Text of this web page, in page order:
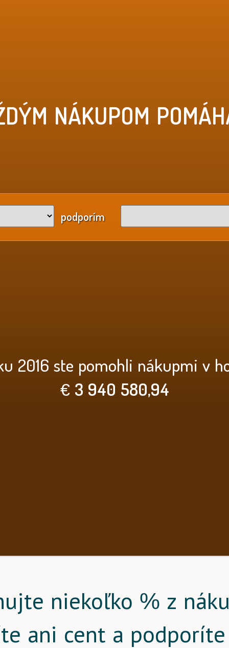
NÁKUPOM
podporím
2016 ste pomohli nákupmi v
€ 3 940 580,94
niekoľko % z
ani cent a